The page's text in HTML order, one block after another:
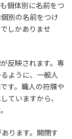
個体別に名前をつ
別の名前をつけ
しかありませ
反映されます。専
ように、一般人
す。職人の符牒や
ていますから、
ります。開閉す